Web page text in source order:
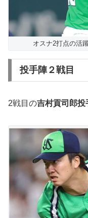
オスナ2打点の活
投手陣２戦目
2戦目の吉村貢司郎投